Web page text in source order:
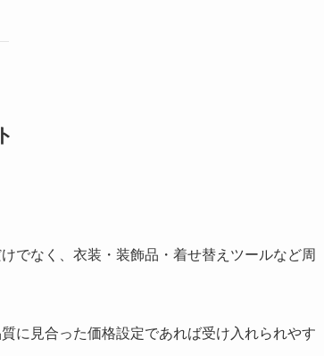
でなく、衣装・装飾品・着せ替えツールなど周
に見合った価格設定であれば受け入れられやす